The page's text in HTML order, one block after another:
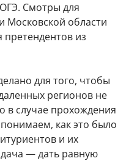
Смотры для
Московской области
претендентов из
для того, чтобы
регионов не
в случае прохождения
как это было
и их
— дать равную